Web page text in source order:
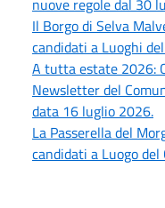
Il Borgo di Selva
candidati a Luoghi
A tutta estate 2026:
Newsletter del
data 16 luglio 2026.
La Passerella del
candidati a Luogo del